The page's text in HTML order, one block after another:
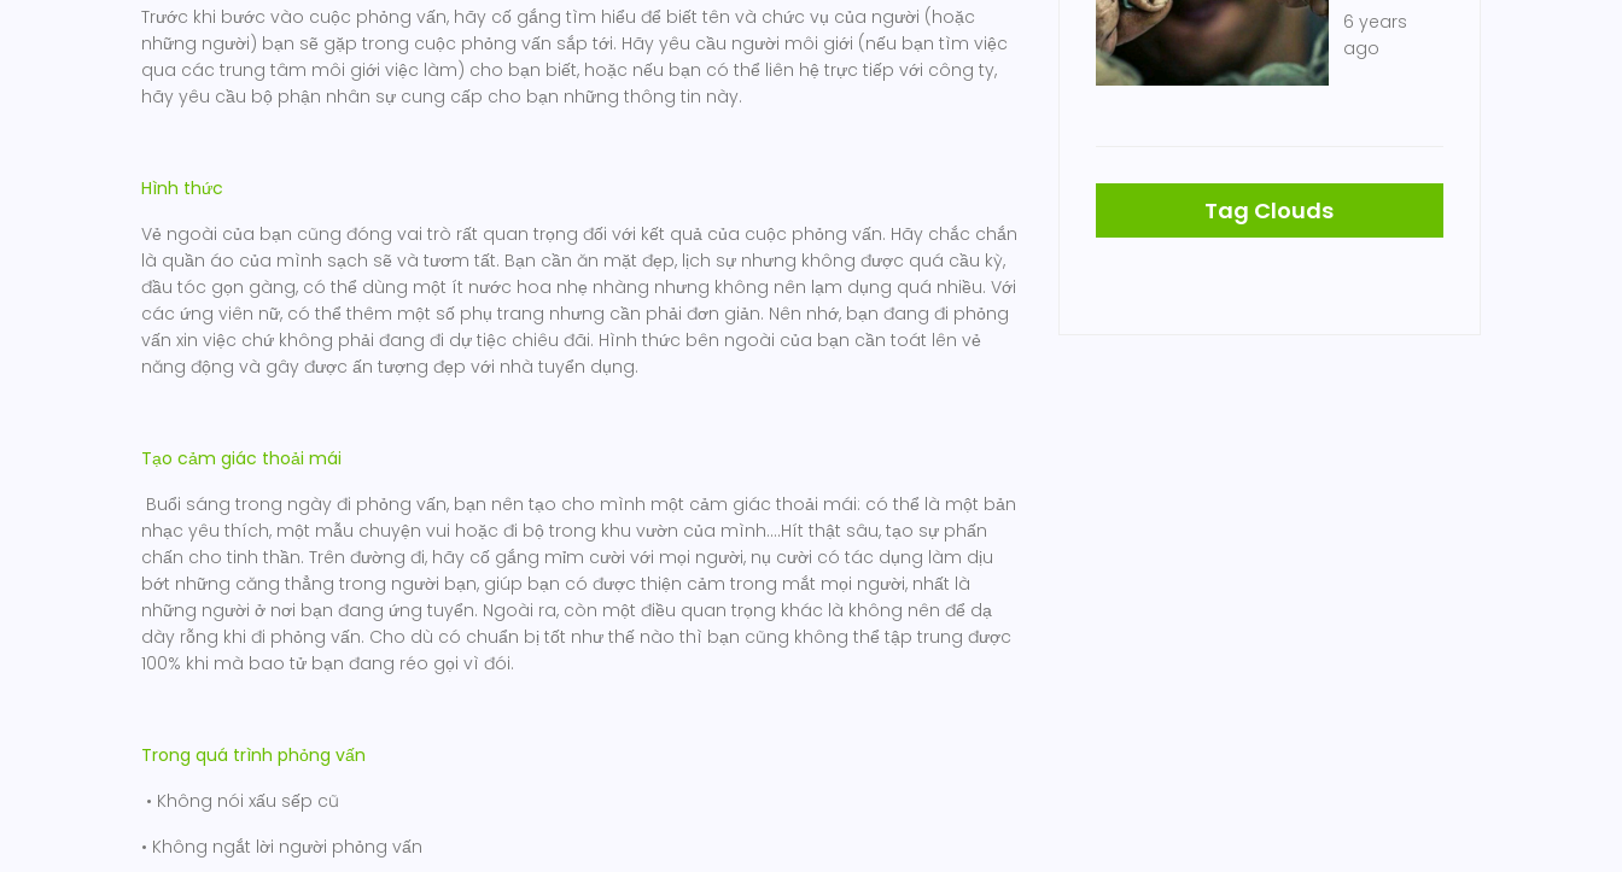
Trước khi bước vào cuộc phỏng vấn, hãy cố gắng tìm hiểu để biết tên và chức vụ của người (hoặc
những người) bạn sẽ gặp trong cuộc phỏng vấn sắp tới. Hãy yêu cầu người môi giới (nếu bạn tìm việc
qua các trung tâm môi giới việc làm) cho bạn biết, hoặc nếu bạn có thể liên hệ trực tiếp với công ty,
hãy yêu cầu bộ phận nhân sự cung cấp cho bạn những thông tin này.
Hình thức
Vẻ ngoài của bạn cũng đóng vai trò rất quan trọng đối với kết quả của cuộc phỏng vấn. Hãy chắc chắn
là quần áo của mình sạch sẽ và tươm tất. Bạn cần ăn mặt đẹp, lịch sự nhưng không được quá cầu kỳ,
đầu tóc gọn gàng, có thể dùng một ít nước hoa nhẹ nhàng nhưng không nên lạm dụng quá nhiều. Với
các ứng viên nữ, có thể thêm một số phụ trang nhưng cần phải đơn giản. Nên nhớ, bạn đang đi phỏng
vấn xin việc chứ không phải đang đi dự tiệc chiêu đãi. Hình thức bên ngoài của bạn cần toát lên vẻ
năng động và gây được ấn tượng đẹp với nhà tuyển dụng.
Tạo cảm giác thoải mái
Buổi sáng trong ngày đi phỏng vấn, bạn nên tạo cho mình một cảm giác thoải mái: có thể là một bản
nhạc yêu thích, một mẫu chuyện vui hoặc đi bộ trong khu vườn của mình….Hít thật sâu, tạo sự phấn
chấn cho tinh thần. Trên đường đi, hãy cố gắng mỉm cười với mọi người, nụ cười có tác dụng làm dịu
bớt những căng thẳng trong người bạn, giúp bạn có được thiện cảm trong mắt mọi người, nhất là
những người ở nơi bạn đang ứng tuyển. Ngoài ra, còn một điều quan trọng khác là không nên để dạ
dày rỗng khi đi phỏng vấn. Cho dù có chuẩn bị tốt như thế nào thì bạn cũng không thể tập trung được
100% khi mà bao tử bạn đang réo gọi vì đói.
Trong quá trình phỏng vấn
• Không nói xấu sếp cũ
• Không ngắt lời người phỏng vấn
6 years
ago
Tag Clouds